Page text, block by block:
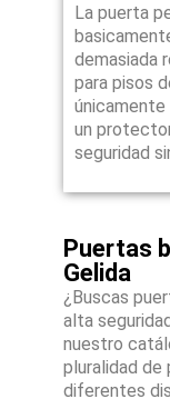
La puerta
demasiada
para pisos
un
seguridad
Puertas
Gelida
¿Buscas
alta
nuestro
pluralidad de
diferentes